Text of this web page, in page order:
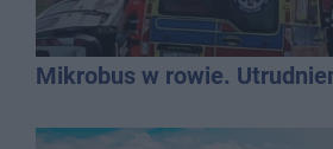
Mikrobus w rowie.